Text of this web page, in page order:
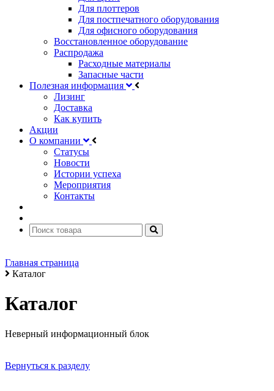
Для плоттеров
Для постпечатного оборудования
Для офисного оборудования
Восстановленное оборудование
Распродажа
Расходные материалы
Запасные части
Полезная информация
Лизинг
Доставка
Как купить
Акции
О компании
Статусы
Новости
Истории успеха
Мероприятия
Контакты
Главная страница
Каталог
Каталог
Неверный информационный блок
Вернуться к разделу